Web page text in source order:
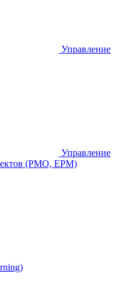
Управление
Управление
(PMO, EPM)